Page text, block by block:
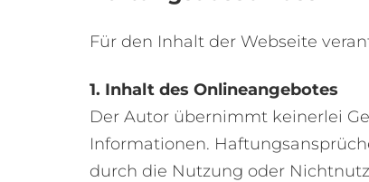
Für den Inhalt der Webseite
1. Inhalt des Onlineangebotes
Der Autor übernimmt keinerlei
Informationen.
durch die Nutzung oder